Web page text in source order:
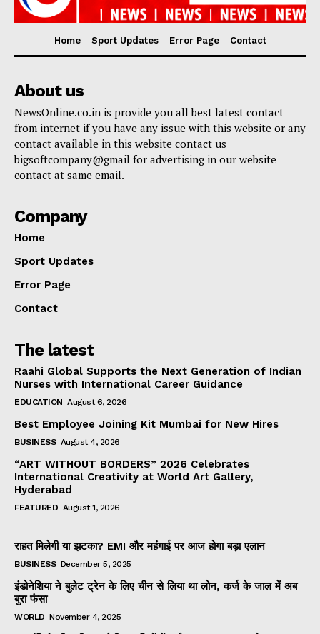
Home Sport Updates Error Page Contact
About us
NewsOnline.co.in is provide you all best latest contact
from internet if you have any issue with this website or any
contact available in this website contact us
bigsoftcompany@gmail for advertising in our website
contact at same email.
Company
Home
Sport Updates
Error Page
Contact
The latest
Raahi Global Supports the Next Generation of Indian
Nurses with International Career Guidance
EDUCATION August 6, 2026
Best Employee Joining Kit Mumbai for New Hires
BUSINESS August 4, 2026
“ART WITHOUT BORDERS” 2026 Celebrates
International Creativity at World Art Gallery,
Hyderabad
FEATURED August 1, 2026
राहत मिलेगी या झटका? EMI और महंगाई पर आज होगा बड़ा एलान
BUSINESS December 5, 2025
इंडोनेशिया ने बुलेट ट्रेन के लिए चीन से लिया था लोन, कर्ज के जाल में अब
बुरा फंसा
WORLD November 4, 2025